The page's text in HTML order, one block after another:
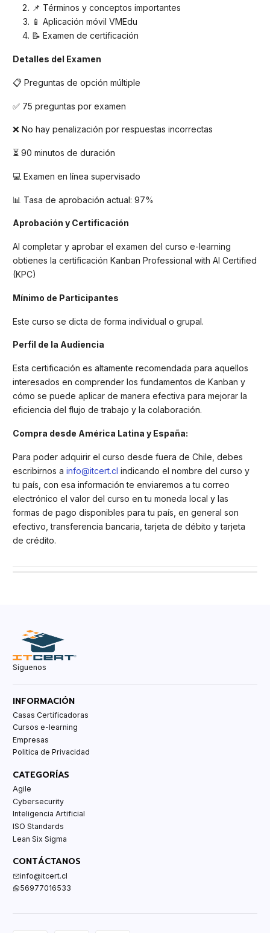
📌 Términos y conceptos importantes
📱 Aplicación móvil VMEdu
📝 Examen de certificación
Detalles del Examen
📋 Preguntas de opción múltiple
✅ 75 preguntas por examen
❌ No hay penalización por respuestas incorrectas
⏳ 90 minutos de duración
💻 Examen en línea supervisado
📊 Tasa de aprobación actual: 97%
Aprobación y Certificación
Al completar y aprobar el examen del curso e-learning
obtienes la certificación Kanban Professional with AI Certified
(KPC)
Mínimo de Participantes
Este curso se dicta de forma individual o grupal.
Perfil de la Audiencia
Esta certificación es altamente recomendada para aquellos
interesados en comprender los fundamentos de Kanban y
cómo se puede aplicar de manera efectiva para mejorar la
eficiencia del flujo de trabajo y la colaboración.
Compra desde América Latina y España:
Para poder adquirir el curso desde fuera de Chile, debes
escribirnos a info@itcert.cl indicando el nombre del curso y
tu país, con esa información te enviaremos a tu correo
electrónico el valor del curso en tu moneda local y las
formas de pago disponibles para tu país, en general son
efectivo, transferencia bancaria, tarjeta de débito y tarjeta
de crédito.
Síguenos
INFORMACIÓN
Casas Certificadoras
Cursos e-learning
Empresas
Politica de Privacidad
CATEGORÍAS
Agile
Cybersecurity
Inteligencia Artificial
ISO Standards
Lean Six Sigma
CONTÁCTANOS
info@itcert.cl
56977016533